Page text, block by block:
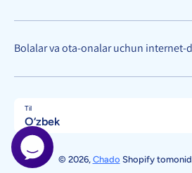
Bolalar va ota-onalar uchun internet-
Til
O‘zbek
© 2026, Chado Shopify